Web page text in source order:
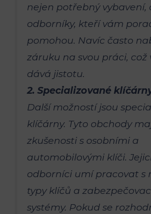
nejen potřebný vybavení,‌
odborníky, kteří vám
⁤pomohou. Navíc​ často
záruku na⁤ svou práci, ⁤což
dává jistotu.
2.‌ Specializované
Další možností jsou
klíčárny. Tyto obchody
⁣zkušenosti ​s osobními a
automobilovými klíči.
odborníci umí pracovat s
typy klíčů a
systémy. Pokud ‌se